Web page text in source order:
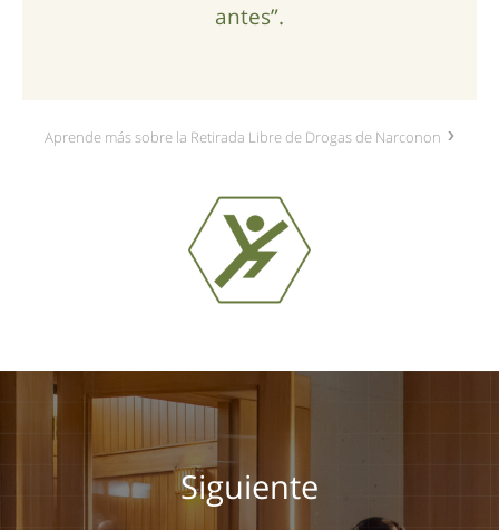
antes”.
Aprende más sobre la Retirada Libre de Drogas de Narconon
Siguiente